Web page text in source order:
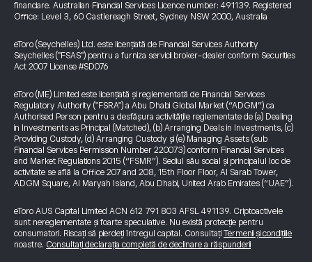
financiare. Australian Financial Services Licence number: 491139. Registered
Office: Level 3, 60 Castlereagh Street, Sydney NSW 2000, Australia
eToro (Seychelles) Ltd. este licențiată de Financial Services Authority
Seychelles ("FSAS") pentru a furniza servicii broker-dealer conform Securities
Act 2007 License #SD076
eToro (ME) Limited este licențiată și reglementată de Financial Services
Regulatory Authority ("FSRA") a Abu Dhabi Global Market (“ADGM”) ca
Authorised Person pentru a desfășura activitățile reglementate de (a) Dealing
in Investments as Principal (Matched), (b) Arranging Deals in Investments, (c)
Providing Custody, (d) Arranging Custody și (e) Managing Assets (sub
Financial Services Permission Number 220073) conform Financial Services
and Market Regulations 2015 (“FSMR”). Sediul său social și principalul loc de
activitate se află la Office 207 and 208, 15th Floor Floor, Al Sarab Tower,
ADGM Square, Al Maryah Island, Abu Dhabi, United Arab Emirates (“UAE”).
eToro AUS Capital Limited ACN 612 791 803 AFSL 491139. Criptoactivele
sunt nereglementate și foarte speculative. Nu există protecție pentru
consumatori. Riscați să pierdeți întregul capital. Consultați Termenii și condițiile
noastre. Consultați declarația completă de declinare a răspunderii